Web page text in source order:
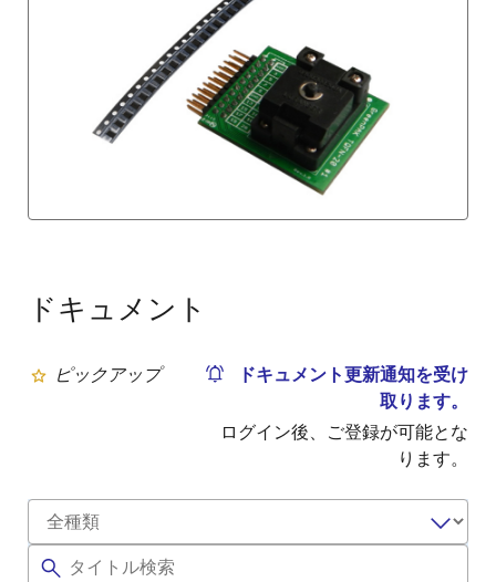
ンタイム・プログラマブル（OTP）不揮発性メモリ
（NVM）へ相互接続ロジック、IO ピン、マクロセルの
設定情報をプログラミングすることで回路設計を実現
します。 この汎用性の高いデバイスにより、様々なミ
ックスド・シグナル機能を非常に小さく、低消費電力
の単一集積回路内で設計することができます。
ドキュメント
ピックアップ
ドキュメント更新通知を受け
取ります。
ログイン後、ご登録が可能とな
ります。